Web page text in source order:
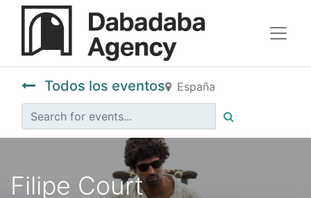
Todos los eventos España
Filipe Court